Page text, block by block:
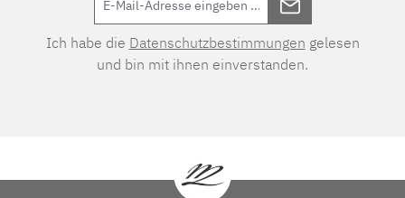
Ich habe die Datenschutzbestimmungen gelesen
und bin mit ihnen einverstanden.